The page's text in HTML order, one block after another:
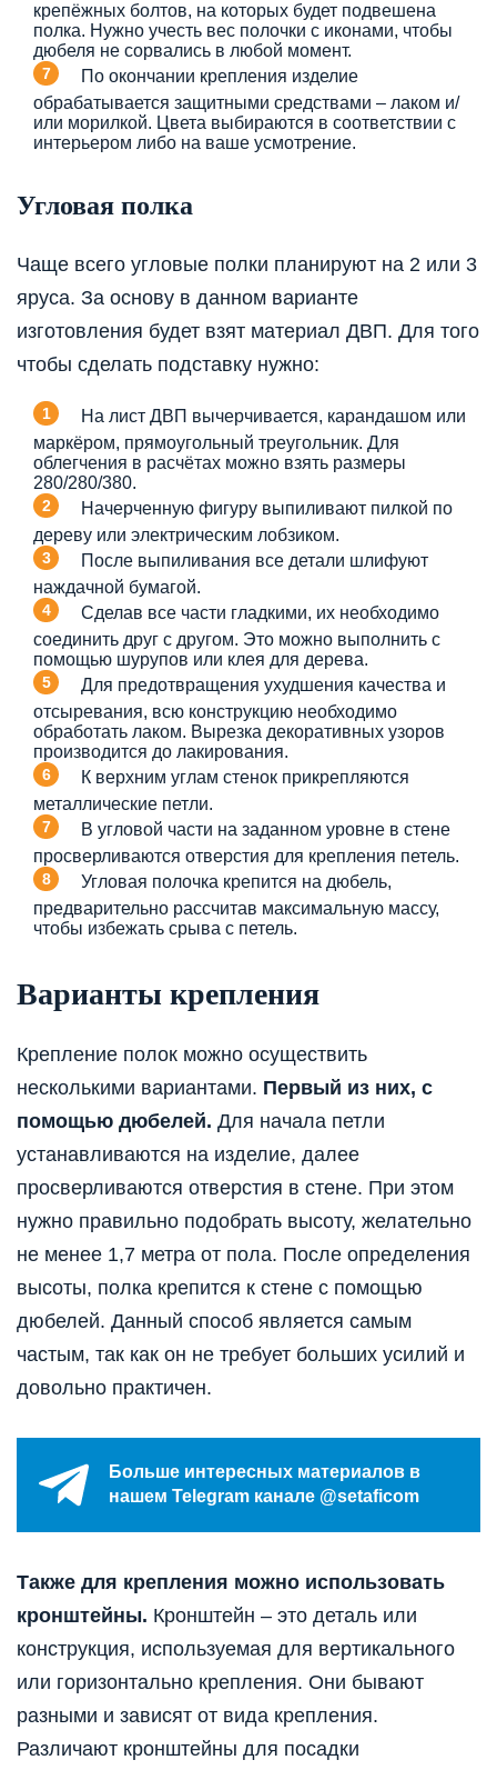
крепёжных болтов, на которых будет подвешена
полка. Нужно учесть вес полочки с иконами, чтобы
дюбеля не сорвались в любой момент.
По окончании крепления изделие
обрабатывается защитными средствами – лаком и/
или морилкой. Цвета выбираются в соответствии с
интерьером либо на ваше усмотрение.
Угловая полка
Чаще всего угловые полки планируют на 2 или 3
яруса. За основу в данном варианте
изготовления будет взят материал ДВП. Для того
чтобы сделать подставку нужно:
На лист ДВП вычерчивается, карандашом или
маркёром, прямоугольный треугольник. Для
облегчения в расчётах можно взять размеры
280/280/380.
Начерченную фигуру выпиливают пилкой по
дереву или электрическим лобзиком.
После выпиливания все детали шлифуют
наждачной бумагой.
Сделав все части гладкими, их необходимо
соединить друг с другом. Это можно выполнить с
помощью шурупов или клея для дерева.
Для предотвращения ухудшения качества и
отсыревания, всю конструкцию необходимо
обработать лаком. Вырезка декоративных узоров
производится до лакирования.
К верхним углам стенок прикрепляются
металлические петли.
В угловой части на заданном уровне в стене
просверливаются отверстия для крепления петель.
Угловая полочка крепится на дюбель,
предварительно рассчитав максимальную массу,
чтобы избежать срыва с петель.
Варианты крепления
Крепление полок можно осуществить
несколькими вариантами. Первый из них, с
помощью дюбелей. Для начала петли
устанавливаются на изделие, далее
просверливаются отверстия в стене. При этом
нужно правильно подобрать высоту, желательно
не менее 1,7 метра от пола. После определения
высоты, полка крепится к стене с помощью
дюбелей. Данный способ является самым
частым, так как он не требует больших усилий и
довольно практичен.
Больше интересных материалов в
нашем Telegram канале @setaficom
Также для крепления можно использовать
кронштейны. Кронштейн – это деталь или
конструкция, используемая для вертикального
или горизонтально крепления. Они бывают
разными и зависят от вида крепления.
Различают кронштейны для посадки